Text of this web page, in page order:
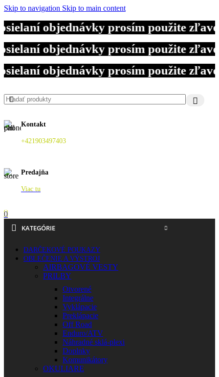
Skip to navigation Skip to main content
objednávky prosím použite
objednávky prosím použite
objednávky prosím použite
Kontakt
+421903497403
Predajňa
Viac tu
0
KATEGÓRIE
DARČEKOVÉ POUKAZY
OBLEČENIE A VÝSTROJ
AIRBAGOVÉ VESTY
PRILBY
Otvorené
Integrálne
Vyklápacie
Preklápacie
Off Road
Enduro/ATV
Náhradné sklá-plexi
Doplnky
Komunikátory
OKULIARE